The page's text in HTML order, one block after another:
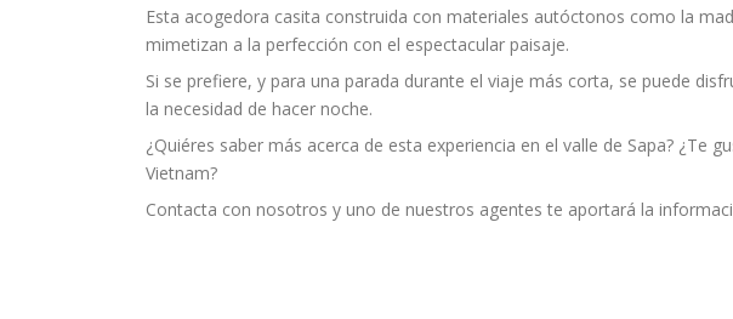
Esta acogedora casita construida con materiales autóctonos como la
mimetizan a la perfección con el espectacular paisaje.
Si se prefiere, y para una parada durante el viaje más corta, se puede
la necesidad de hacer noche.
¿Quiéres saber más acerca de esta experiencia en el valle de Sapa? ¿Te
Vietnam?
Contacta con nosotros y uno de nuestros agentes te aportará la